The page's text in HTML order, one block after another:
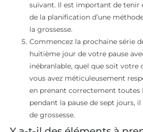
suivant. Il est important de tenir
de la planification d’une
la grossesse.
Commencez la prochaine série
huitième jour de votre pause
inébranlable, quel que soit votre
vous avez méticuleusement
en prenant correctement toutes
pendant la pause de sept jours, il
de grossesse.